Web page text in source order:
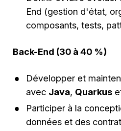
End (gestion d'état,
composants, tests,
Back-End (30 à 40 %)
Développer et
avec Java, Quarkus
Participer à la
données et des